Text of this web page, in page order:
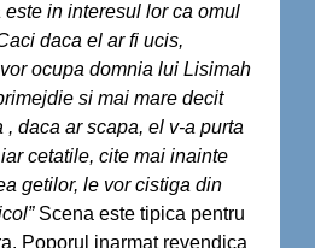
in interesul lor ca omul
daca el ar fi ucis,
ocupa domnia lui Lisimah
si mai mare decit
daca ar scapa, el v-a purta
cetatile, cite mai inainte
getilor, le vor cistiga din
Scena este tipica pentru
Poporul inarmat revendica